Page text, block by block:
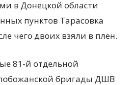
в Донецкой области
пунктов Тарасовка
чего двоих взяли в плен.
81-й отдельной
бригады ДШВ